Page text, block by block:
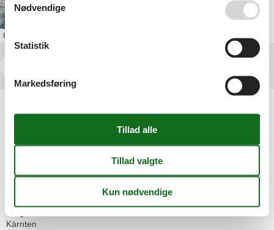
Om
Alle
Rejseblog
Geografier
Kärnten
Nødvendige
Statistik
Markedsføring